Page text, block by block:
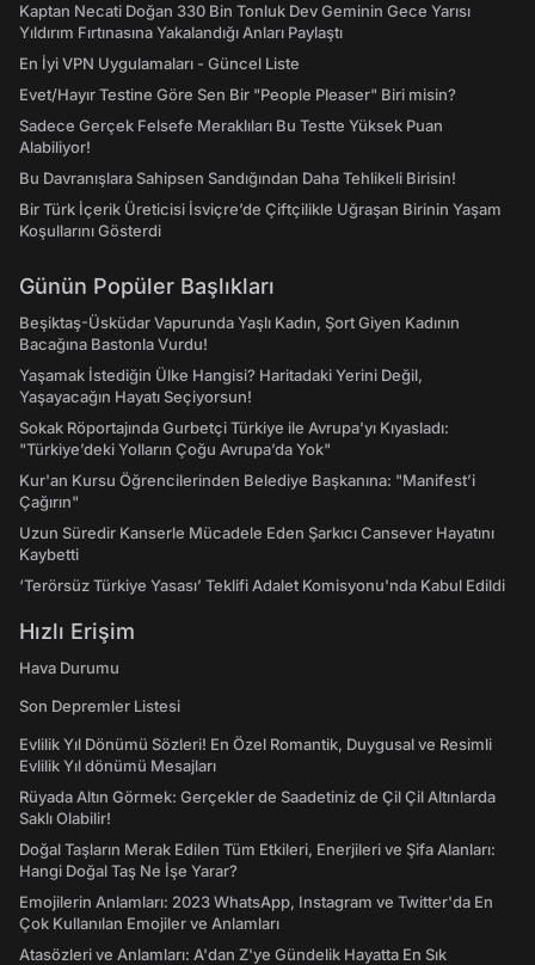
Kaptan Necati Doğan 330 Bin Tonluk Dev Geminin Gece Yarısı
Yıldırım Fırtınasına Yakalandığı Anları Paylaştı
En İyi VPN Uygulamaları - Güncel Liste
Evet/Hayır Testine Göre Sen Bir "People Pleaser" Biri misin?
Sadece Gerçek Felsefe Meraklıları Bu Testte Yüksek Puan
Alabiliyor!
Bu Davranışlara Sahipsen Sandığından Daha Tehlikeli Birisin!
Bir Türk İçerik Üreticisi İsviçre’de Çiftçilikle Uğraşan Birinin Yaşam
Koşullarını Gösterdi
Günün Popüler Başlıkları
Beşiktaş-Üsküdar Vapurunda Yaşlı Kadın, Şort Giyen Kadının
Bacağına Bastonla Vurdu!
Yaşamak İstediğin Ülke Hangisi? Haritadaki Yerini Değil,
Yaşayacağın Hayatı Seçiyorsun!
Sokak Röportajında Gurbetçi Türkiye ile Avrupa'yı Kıyasladı:
"Türkiye’deki Yolların Çoğu Avrupa’da Yok"
Kur'an Kursu Öğrencilerinden Belediye Başkanına: "Manifest’i
Çağırın"
Uzun Süredir Kanserle Mücadele Eden Şarkıcı Cansever Hayatını
Kaybetti
‘Terörsüz Türkiye Yasası’ Teklifi Adalet Komisyonu'nda Kabul Edildi
Hızlı Erişim
Hava Durumu
Son Depremler Listesi
Evlilik Yıl Dönümü Sözleri! En Özel Romantik, Duygusal ve Resimli
Evlilik Yıl dönümü Mesajları
Rüyada Altın Görmek: Gerçekler de Saadetiniz de Çil Çil Altınlarda
Saklı Olabilir!
Doğal Taşların Merak Edilen Tüm Etkileri, Enerjileri ve Şifa Alanları:
Hangi Doğal Taş Ne İşe Yarar?
Emojilerin Anlamları: 2023 WhatsApp, Instagram ve Twitter'da En
Çok Kullanılan Emojiler ve Anlamları
Atasözleri ve Anlamları: A'dan Z'ye Gündelik Hayatta En Sık